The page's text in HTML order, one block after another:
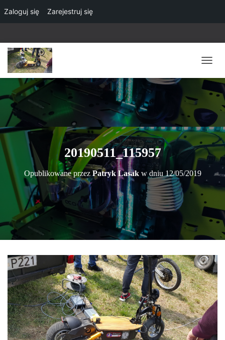
Zaloguj się Zarejestruj się
R
E
Ą
C
Z
N
A
G
C
Ę
20190511_115957
Opublikowane przezPatryk Lasakw dniu 12/05/2019